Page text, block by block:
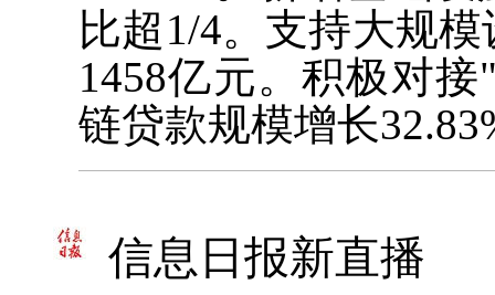
比超1/4。支持大规
1458亿元。积极对
链贷款规模增长
信息日报新直播